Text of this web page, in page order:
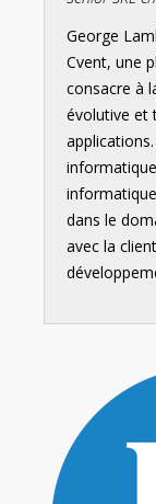
George
Cvent, une
consacre à
évolutive et
dans le
avec la